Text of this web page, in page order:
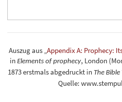
Auszug aus „Appendix A: Prophecy:
in Elements of prophecy, London
1873 erstmals abgedruckt in The Bible
Quelle: